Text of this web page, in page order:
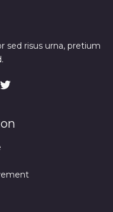
sed risus urna, pretium